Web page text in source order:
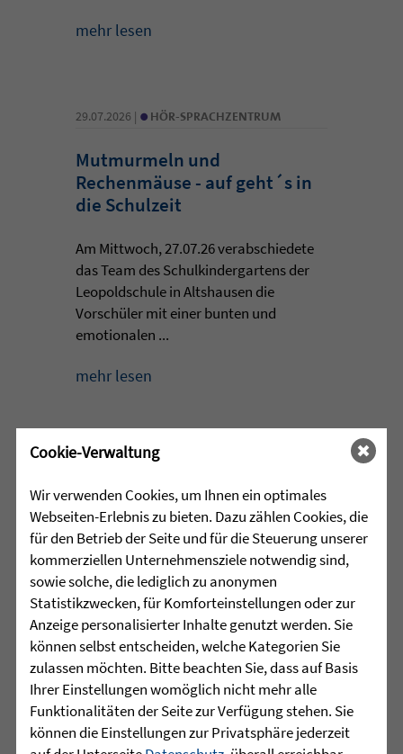
mehr lesen
29.07.2026 | • HÖR-SPRACHZENTRUM
Mutmurmeln und
Rechenmäuse - auf geht´s in
die Schulzeit
Am Mittwoch, 27.07.26 verabschiedete
das Team des Schulkindergartens der
Leopoldschule in Altshausen die
Vorschüler mit einer bunten und
emotionalen ...
mehr lesen
29.07.2026 |•HÖR-SPRACHZENTRUM
220 Kinder verwandeln
Arnach in eine bunte
Zirkuswelt - kannst Du nicht
war gestern
Eine Woche lang herrschte in Arnach
ganz besondere Zirkusluft: Gemeinsam
haben die Sprachheilschule Arnach der
Zieglerschen, die Grundschule Arnach
und der Kindergarten Arnach ein
außergewöhnliches Zirkusprojekt mit
dem Zirkus ZappZarap aus Leverkusen
Cookie-Verwaltung
Wir verwenden Cookies, um Ihnen ein optimales
Webseiten-Erlebnis zu bieten. Dazu zählen Cookies, die
für den Betrieb der Seite und für die Steuerung unserer
kommerziellen Unternehmensziele notwendig sind,
sowie solche, die lediglich zu anonymen
Statistikzwecken, für Komforteinstellungen oder zur
Anzeige personalisierter Inhalte genutzt werden. Sie
können selbst entscheiden, welche Kategorien Sie
zulassen möchten. Bitte beachten Sie, dass auf Basis
Ihrer Einstellungen womöglich nicht mehr alle
Funktionalitäten der Seite zur Verfügung stehen. Sie
können die Einstellungen zur Privatsphäre jederzeit